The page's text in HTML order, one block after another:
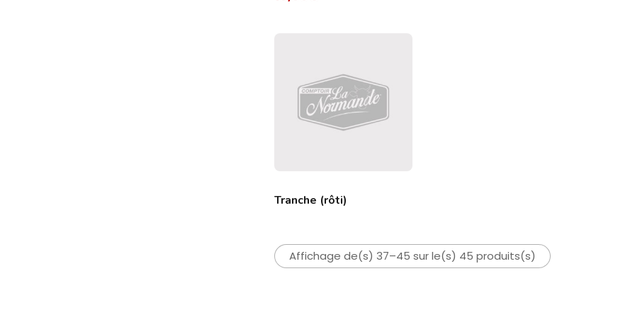
Tranche (rôti)
Affichage de(s) 37–45 sur le(s) 45 produits(s)